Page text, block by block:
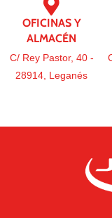
OFICINAS Y
ALMACÉN
C/ Rey Pastor, 40 -
28914, Leganés